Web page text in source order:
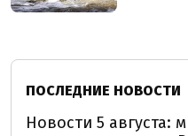
ПОСЛЕДНИЕ НОВОСТИ
Новости 5 августа: